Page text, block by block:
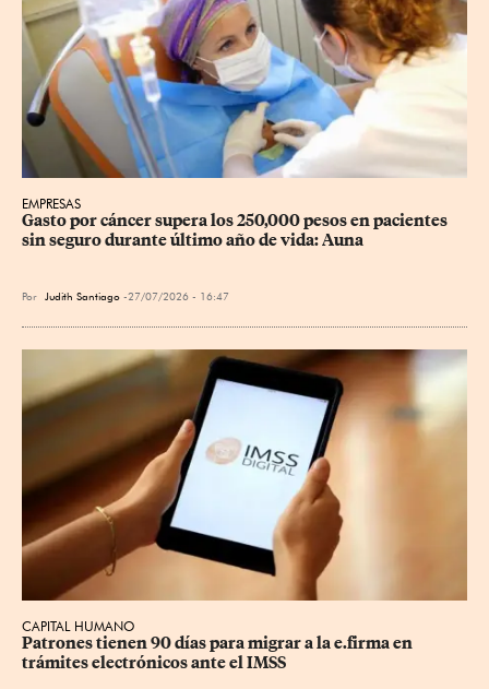
EMPRESAS
Gasto por cáncer supera los 250,000 pesos en pacientes
sin seguro durante último año de vida: Auna
Por Judith Santiago 27/07/2026 - 16:47
CAPITAL HUMANO
Patrones tienen 90 días para migrar a la e.firma en
trámites electrónicos ante el IMSS